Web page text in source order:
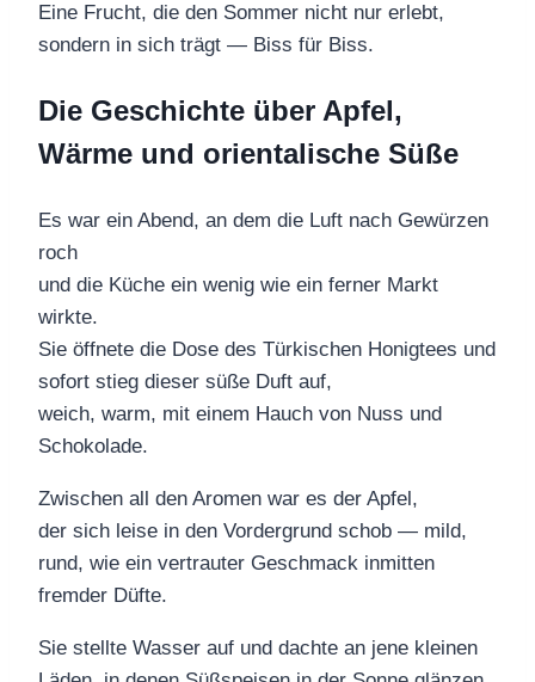
Eine Frucht, die den Sommer nicht nur erlebt,
sondern in sich trägt — Biss für Biss.
Die Geschichte über Apfel,
Wärme und orientalische Süße
Es war ein Abend, an dem die Luft nach Gewürzen
roch
und die Küche ein wenig wie ein ferner Markt
wirkte.
Sie öffnete die Dose des Türkischen Honigtees und
sofort stieg dieser süße Duft auf,
weich, warm, mit einem Hauch von Nuss und
Schokolade.
Zwischen all den Aromen war es der Apfel,
der sich leise in den Vordergrund schob — mild,
rund, wie ein vertrauter Geschmack inmitten
fremder Düfte.
Sie stellte Wasser auf und dachte an jene kleinen